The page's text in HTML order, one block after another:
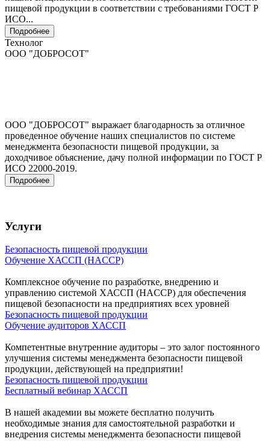
пищевой продукции в соответствии с требованиями ГОСТ Р
ИСО...
Подробнее
Технолог
ООО "ДОБРОСОТ"
ООО "ДОБРОСОТ" выражает благодарность за отличное
проведенное обучение наших специалистов по системе
менеджмента безопасности пищевой продукции, за
доходчивое объяснение, дачу полной информации по ГОСТ Р
ИСО 22000-2019.
Подробнее
Услуги
Безопасность пищевой продукции
Обучение ХАССП (HACCP)
Комплексное обучение по разработке, внедрению и
управлению системой ХАССП (HACCP) для обеспечения
пищевой безопасности на предприятиях всех уровней
Безопасность пищевой продукции
Обучение аудиторов ХАССП
Компетентные внутренние аудиторы – это залог постоянного
улучшения системы менеджмента безопасности пищевой
продукции, действующей на предприятии!
Безопасность пищевой продукции
Бесплатный вебинар ХАССП
В нашей академии вы можете бесплатно получить
необходимые знания для самостоятельной разработки и
внедрения системы менеджмента безопасности пищевой